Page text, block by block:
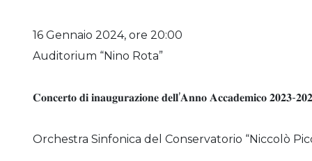
16 Gennaio 2024, ore 20:00
Auditorium “Nino Rota”
𝐂𝐨𝐧𝐜𝐞𝐫𝐭𝐨 𝐝𝐢 𝐢𝐧𝐚𝐮𝐠𝐮𝐫𝐚𝐳𝐢𝐨𝐧𝐞 𝐝𝐞𝐥𝐥’𝐀𝐧𝐧𝐨 𝐀𝐜𝐜𝐚𝐝𝐞𝐦𝐢𝐜𝐨 𝟐𝟎𝟐𝟑-
Orchestra Sinfonica del Conservatorio “Niccolò